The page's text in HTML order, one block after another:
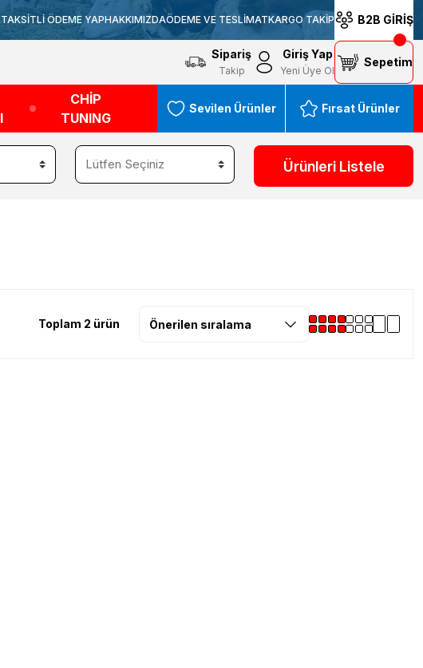
TAKSİTLİ ÖDEME YAPHAKKIMIZDAÖDEME VE TESLİMATKARGO TAKİP B2B GİRİŞ
Sipariş
Takip
Giriş Yap
Yeni Üye Ol
Sepetim
CHİP
TUNING
Sevilen Ürünler Fırsat Ürünler
Ürünleri Listele
Toplam 2 ürün